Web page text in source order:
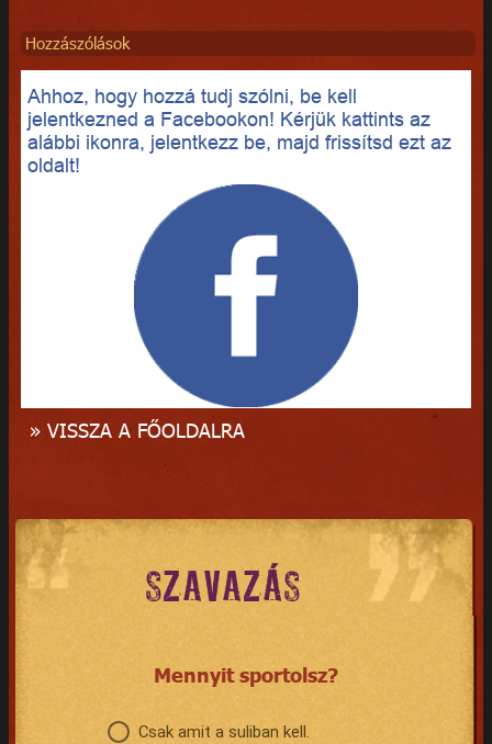
Hozzászólások
Ahhoz, hogy hozzá tudj szólni, be kell
jelentkezned a Facebookon! Kérjük kattints az
alábbi ikonra, jelentkezz be, majd frissítsd ezt az
oldalt!
» VISSZA A FŐOLDALRA
SZAVAZÁS
Mennyit sportolsz?
Csak amit a suliban kell.